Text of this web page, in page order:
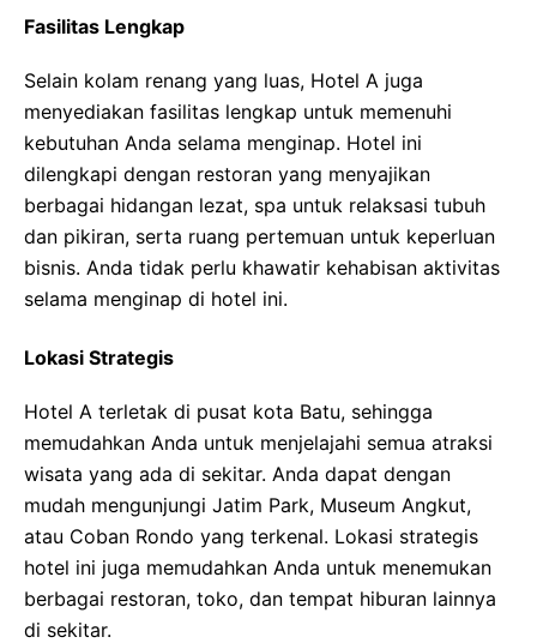
Fasilitas Lengkap
Selain kolam renang yang luas, Hotel A juga
menyediakan fasilitas lengkap untuk memenuhi
kebutuhan Anda selama menginap. Hotel ini
dilengkapi dengan restoran yang menyajikan
berbagai hidangan lezat, spa untuk relaksasi tubuh
dan pikiran, serta ruang pertemuan untuk keperluan
bisnis. Anda tidak perlu khawatir kehabisan aktivitas
selama menginap di hotel ini.
Lokasi Strategis
Hotel A terletak di pusat kota Batu, sehingga
memudahkan Anda untuk menjelajahi semua atraksi
wisata yang ada di sekitar. Anda dapat dengan
mudah mengunjungi Jatim Park, Museum Angkut,
atau Coban Rondo yang terkenal. Lokasi strategis
hotel ini juga memudahkan Anda untuk menemukan
berbagai restoran, toko, dan tempat hiburan lainnya
di sekitar.